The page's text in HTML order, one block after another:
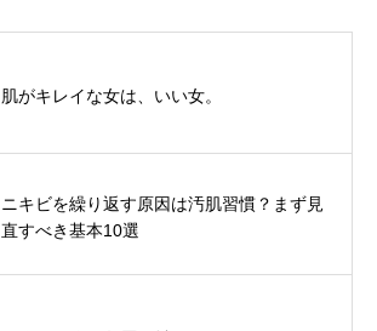
肌がキレイな女は、いい女。
ニキビを繰り返す原因は汚肌習慣？まず見
直すべき基本10選